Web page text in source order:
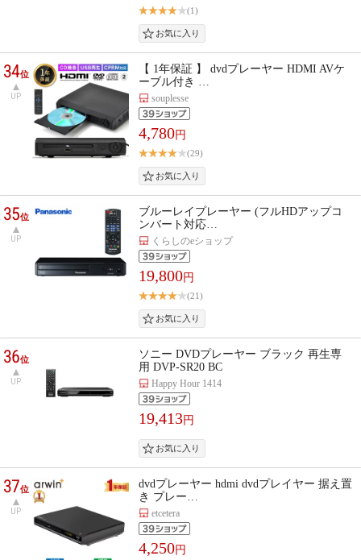
(1)
34位
UP
【 1年保証 】 dvdプレーヤー HDMI AVケ
ーブル付き …
souplesse
4,780円
(29)
35位
UP
ブルーレイプレーヤー (フルHDアップコ
ンバート対応…
くらしのeショップ
19,800円
(21)
36位
UP
ソニー DVDプレーヤー ブラック 再生専
用 DVP-SR20 BC
Happy Hour 1414
19,413円
37位
UP
dvdプレーヤー hdmi dvdプレイヤー 据え置
き プレー…
etcetera
4,250円